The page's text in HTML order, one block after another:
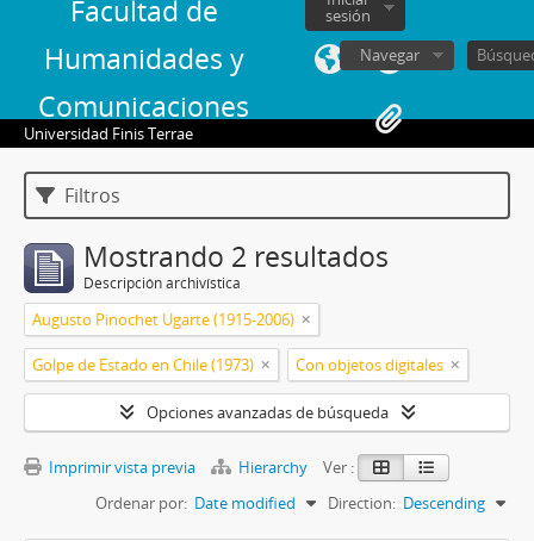
Facultad de
Humanidades y
Comunicaciones
sesión
Navegar
Universidad Finis Terrae
Filtros
Mostrando 2 resultados
Descripción archivística
Augusto Pinochet Ugarte (1915-2006)
Golpe de Estado en Chile (1973) Con objetos digitales
Opciones avanzadas de búsqueda
Imprimir vista previa Hierarchy
Ver :
Ordenar por: Date modified Direction: Descending